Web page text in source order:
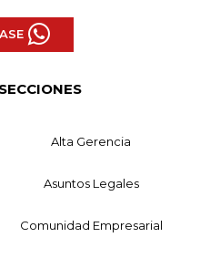
Alta Gerencia
Asuntos Legales
Comunidad Empresarial